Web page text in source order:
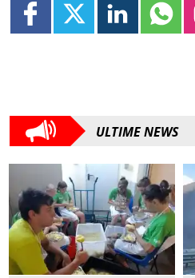
ULTIME NEWS